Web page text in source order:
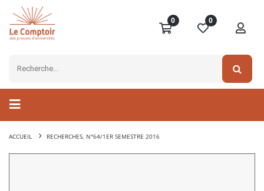
0 0
ACCUEIL RECHERCHES, N°64/1ER SEMESTRE 2016